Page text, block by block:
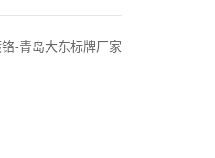
-青岛大东标牌厂家